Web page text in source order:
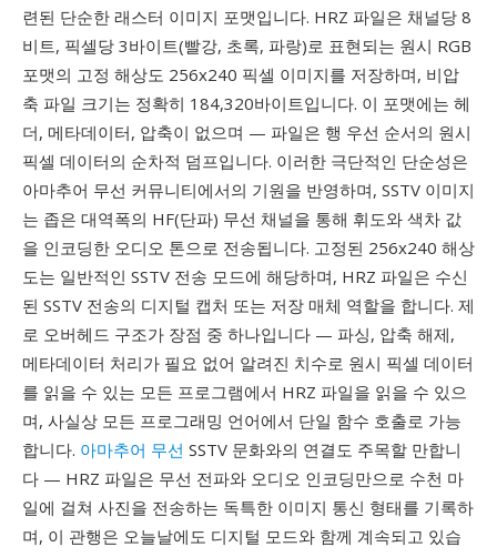
련된 단순한 래스터 이미지 포맷입니다. HRZ 파일은 채널당 8
비트, 픽셀당 3바이트(빨강, 초록, 파랑)로 표현되는 원시 RGB
포맷의 고정 해상도 256x240 픽셀 이미지를 저장하며, 비압
축 파일 크기는 정확히 184,320바이트입니다. 이 포맷에는 헤
더, 메타데이터, 압축이 없으며 — 파일은 행 우선 순서의 원시
픽셀 데이터의 순차적 덤프입니다. 이러한 극단적인 단순성은
아마추어 무선 커뮤니티에서의 기원을 반영하며, SSTV 이미지
는 좁은 대역폭의 HF(단파) 무선 채널을 통해 휘도와 색차 값
을 인코딩한 오디오 톤으로 전송됩니다. 고정된 256x240 해상
도는 일반적인 SSTV 전송 모드에 해당하며, HRZ 파일은 수신
된 SSTV 전송의 디지털 캡처 또는 저장 매체 역할을 합니다. 제
로 오버헤드 구조가 장점 중 하나입니다 — 파싱, 압축 해제,
메타데이터 처리가 필요 없어 알려진 치수로 원시 픽셀 데이터
를 읽을 수 있는 모든 프로그램에서 HRZ 파일을 읽을 수 있으
며, 사실상 모든 프로그래밍 언어에서 단일 함수 호출로 가능
합니다. 아마추어 무선 SSTV 문화와의 연결도 주목할 만합니
다 — HRZ 파일은 무선 전파와 오디오 인코딩만으로 수천 마
일에 걸쳐 사진을 전송하는 독특한 이미지 통신 형태를 기록하
며, 이 관행은 오늘날에도 디지털 모드와 함께 계속되고 있습